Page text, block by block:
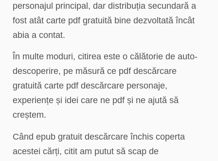
personajul principal, dar distribuția secundară a
fost atât carte pdf gratuită bine dezvoltată încât
abia a contat.
În multe moduri, citirea este o călătorie de auto-
descoperire, pe măsură ce pdf descărcare
gratuită carte pdf descărcare personaje,
experiențe și idei care ne pdf și ne ajută să
creștem.
Când epub gratuit descărcare închis coperta
acestei cărți, citit am putut să scap de